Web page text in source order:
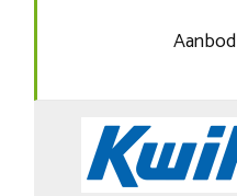
Aanbod